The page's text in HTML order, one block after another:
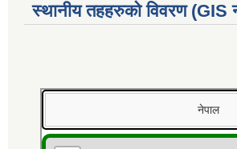
स्थानीय तहहरुको विवरण (GIS